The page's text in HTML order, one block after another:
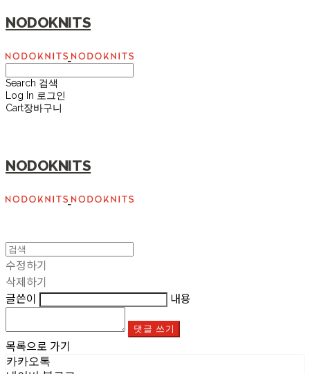
NODOKNITS
Search 검색
Log In 로그인
Cart장바구니
NODOKNITS
수정하기
삭제하기
글쓴이
내용
댓글 쓰기
목록으로 가기
카카오톡